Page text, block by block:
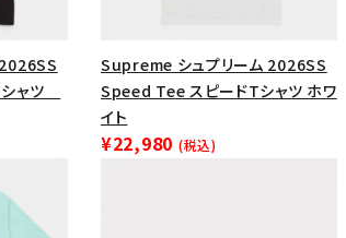
ャツ
Supreme シュプリーム 2026SS
Speed Tee スピードTシャツ ホワ
イト
¥22,980 (税込)